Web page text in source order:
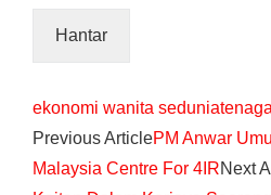
ekonomi wanita sedunia
Previous ArticlePM Anwar
Malaysia Centre For 4IRNext